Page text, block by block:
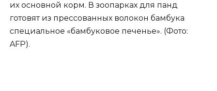
их основной корм. В зоопарках для панд
готовят из прессованных волокон бамбука
специальное «бамбуковое печенье». (Фото:
AFP).